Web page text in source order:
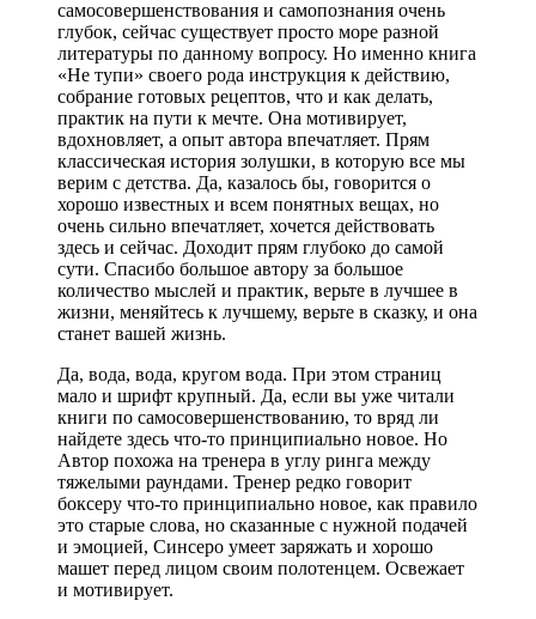
самосовершенствования и самопознания очень
глубок, сейчас существует просто море разной
литературы по данному вопросу. Но именно книга
«Не тупи» своего рода инструкция к действию,
собрание готовых рецептов, что и как делать,
практик на пути к мечте. Она мотивирует,
вдохновляет, а опыт автора впечатляет. Прям
классическая история золушки, в которую все мы
верим с детства. Да, казалось бы, говорится о
хорошо известных и всем понятных вещах, но
очень сильно впечатляет, хочется действовать
здесь и сейчас. Доходит прям глубоко до самой
сути. Спасибо большое автору за большое
количество мыслей и практик, верьте в лучшее в
жизни, меняйтесь к лучшему, верьте в сказку, и она
станет вашей жизнь.
Да, вода, вода, кругом вода. При этом страниц
мало и шрифт крупный. Да, если вы уже читали
книги по самосовершенствованию, то вряд ли
найдете здесь что-то принципиально новое. Но
Автор похожа на тренера в углу ринга между
тяжелыми раундами. Тренер редко говорит
боксеру что-то принципиально новое, как правило
это старые слова, но сказанные с нужной подачей
и эмоцией, Синсеро умеет заряжать и хорошо
машет перед лицом своим полотенцем. Освежает
и мотивирует.